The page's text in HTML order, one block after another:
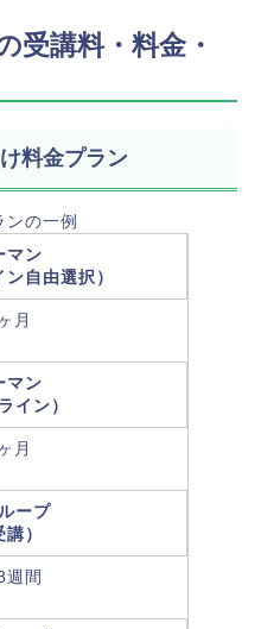
受講料・料金・
料金プラン
ンの一例
マン
ン自由選択）
月
マン
イン）
月
ープ
講）
間